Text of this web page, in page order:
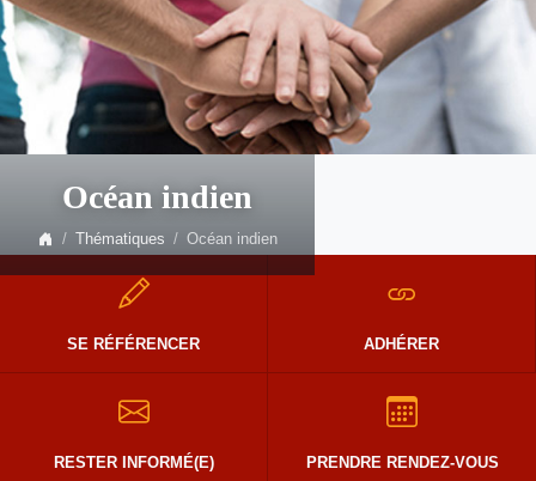
Océan indien
Thématiques Océan indien
SE RÉFÉRENCER ADHÉRER
RESTER INFORMÉ(E) PRENDRE RENDEZ-VOUS